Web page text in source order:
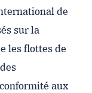
de
sur la
les flottes de
aux